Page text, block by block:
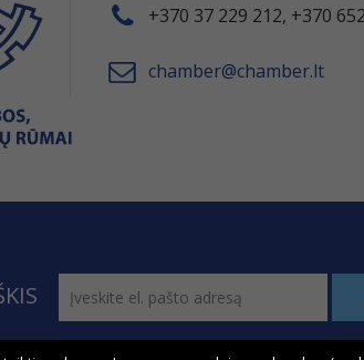
+370 37 229 212, +370
chamber@chamber.lt